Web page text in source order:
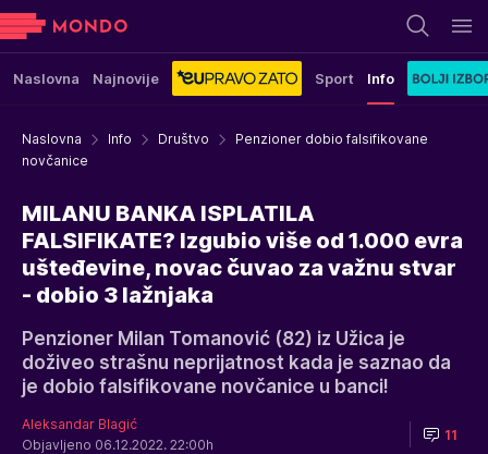
Naslovna Najnovije Sport Info
Naslovna Info Društvo
Penzioner dobio falsifikovane
novčanice
MILANU BANKA ISPLATILA
FALSIFIKATE? Izgubio više od 1.000 evra
ušteđevine, novac čuvao za važnu stvar
- dobio 3 lažnjaka
Penzioner Milan Tomanović (82) iz Užica je
doživeo strašnu neprijatnost kada je saznao da
je dobio falsifikovane novčanice u banci!
Aleksandar Blagić
Objavljeno 06.12.2022. 22:00h
11